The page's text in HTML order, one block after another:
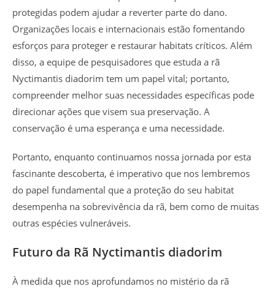
protegidas podem ajudar a reverter parte do dano.
Organizações locais e internacionais estão fomentando
esforços para proteger e restaurar habitats críticos. Além
disso, a equipe de pesquisadores que estuda a rã
Nyctimantis diadorim tem um papel vital; portanto,
compreender melhor suas necessidades específicas pode
direcionar ações que visem sua preservação. A
conservação é uma esperança e uma necessidade.
Portanto, enquanto continuamos nossa jornada por esta
fascinante descoberta, é imperativo que nos lembremos
do papel fundamental que a proteção do seu habitat
desempenha na sobrevivência da rã, bem como de muitas
outras espécies vulneráveis.
Futuro da Rã Nyctimantis diadorim
À medida que nos aprofundamos no mistério da rã